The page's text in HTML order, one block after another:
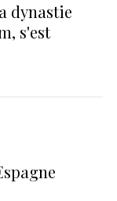
dynastie
s'est